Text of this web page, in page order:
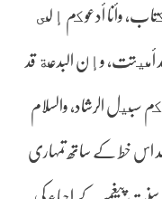
وأنا أدعوكم إلى
وإن البدعة قد
سبيل الرشاد، والسلام
اس خط کے ساتھ تمہاری